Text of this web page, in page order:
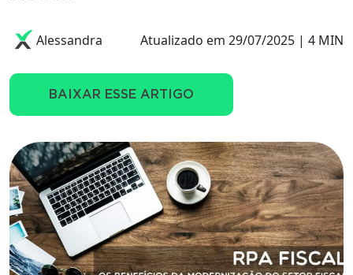
Alessandra Atualizado em 29/07/2025 | 4 MIN
BAIXAR ESSE ARTIGO